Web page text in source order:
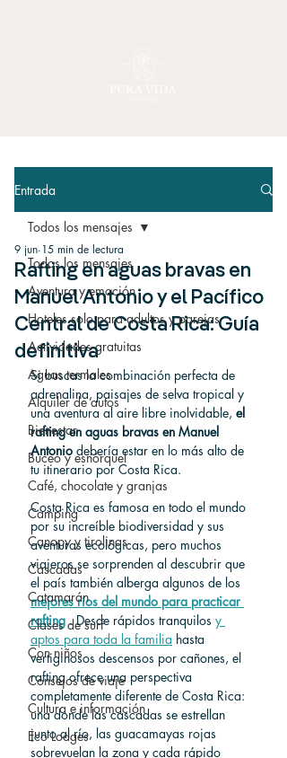
Entrada
Todos los mensajes
Aventura y emoción
Hoteles solo para adultos y parejas
Actividades gratuitas
Aguas termales
Alquiler de autos
Bienestar
Buceo y esnórquel
Café, chocolate y granjas
Camping
Canopy y tirolinas
Cascadas
Catamarán
Clases de surf
Con niños
Consejos de viaje
Cultura e información
Eco Lodges
Todos los mensajes
Rafting en aguas bravas en
Manuel Antonio y el Pacífico
Central de Costa Rica: Guía
definitiva
9 jun 15 min de lectura
Si buscas la combinación perfecta de
adrenalina, paisajes de selva tropical y
una aventura al aire libre inolvidable, el
rafting en aguas bravas en Manuel
Antonio debería estar en lo más alto de
tu itinerario por Costa Rica.
Costa Rica es famosa en todo el mundo
por su increíble biodiversidad y sus
aventuras ecológicas, pero muchos
viajeros se sorprenden al descubrir que
el país también alberga algunos de los
mejores ríos del mundo para practicar
rafting . Desde rápidos tranquilos y
aptos para toda la familia hasta
vertiginosos descensos por cañones, el
rafting ofrece una perspectiva
completamente diferente de Costa Rica:
una donde las cascadas se estrellan
junto al río, las guacamayas rojas
sobrevuelan la zona y cada rápido